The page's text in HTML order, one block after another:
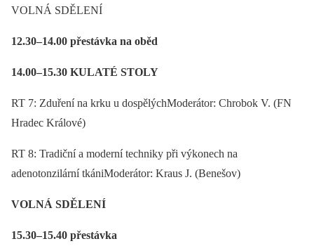
VOLNÁ SDĚLENÍ
12.30–14.00 přestávka na oběd
14.00–15.30 KULATÉ STOLY
RT 7: Zduření na krku u dospělýchModerátor: Chrobok V. (FN
Hradec Králové)
RT 8: Tradiční a moderní techniky při výkonech na
adenotonzilární tkániModerátor: Kraus J. (Benešov)
VOLNÁ SDĚLENÍ
15.30–15.40 přestávka